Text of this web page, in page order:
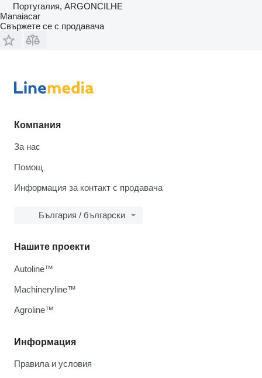
Португалия, ARGONCILHE
Manaiacar
Свържете се с продавача
Компания
За нас
Помощ
Информация за контакт с продавача
България / български
Информация
Правила и условия
Нашите проекти
Autoline™
Machineryline™
Agroline™